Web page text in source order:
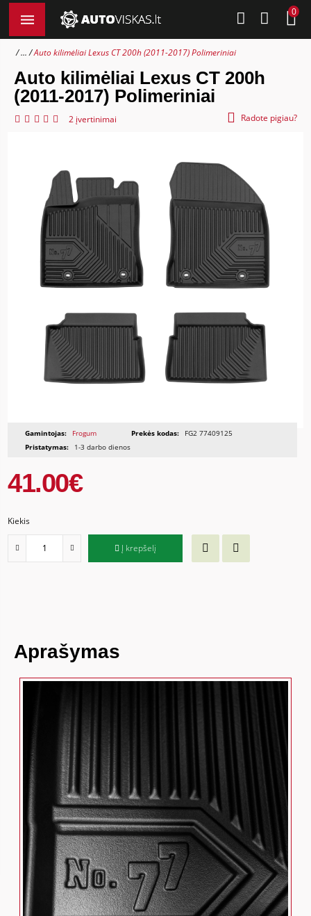
0
... Auto kilimėliai Lexus CT 200h (2011-2017) Polimeriniai
Auto kilimėliai Lexus CT 200h
(2011-2017) Polimeriniai
2 įvertinimai Radote pigiau?
Gamintojas: Frogum Prekės kodas:
FG2 77409125
Pristatymas:
1-3 darbo dienos
41.00€
Kiekis
Į krepšelį
Aprašymas